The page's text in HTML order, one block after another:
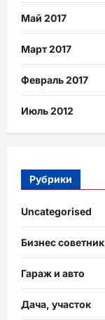
Май 2017
Март 2017
Февраль 2017
Июль 2012
Рубрики
Uncategorised
Бизнес советник
Гараж и авто
Дача, участок